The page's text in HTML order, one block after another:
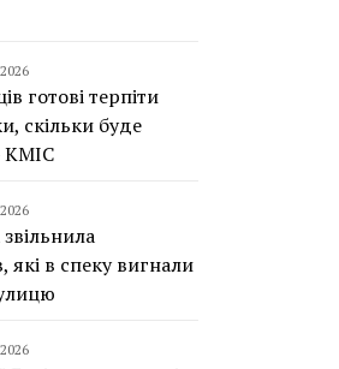
готові терпіти
скільки буде
КМІС
які в спеку вигнали